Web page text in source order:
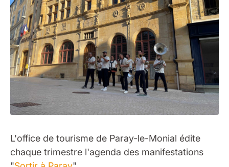
L'office de tourisme de Paray-le-Monial édite
chaque trimestre l'agenda des manifestations